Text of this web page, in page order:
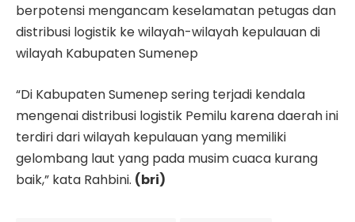
berpotensi mengancam keselamatan petugas dan
distribusi logistik ke wilayah-wilayah kepulauan di
wilayah Kabupaten Sumenep
“Di Kabupaten Sumenep sering terjadi kendala
mengenai distribusi logistik Pemilu karena daerah ini
terdiri dari wilayah kepulauan yang memiliki
gelombang laut yang pada musim cuaca kurang
baik,” kata Rahbini. (bri)